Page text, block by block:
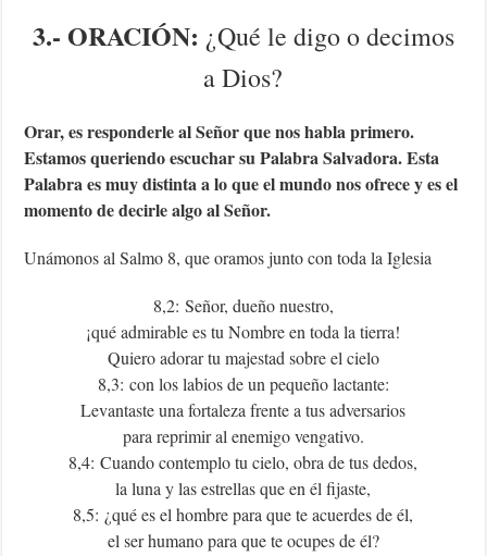
3.- ORACIÓN: ¿Qué le digo o decimos
a Dios?
Orar, es responderle al Señor que nos habla primero.
Estamos queriendo escuchar su Palabra Salvadora. Esta
Palabra es muy distinta a lo que el mundo nos ofrece y es el
momento de decirle algo al Señor.
Unámonos al Salmo 8, que oramos junto con toda la Iglesia
8,2: Señor, dueño nuestro,
¡qué admirable es tu Nombre en toda la tierra!
Quiero adorar tu majestad sobre el cielo
8,3: con los labios de un pequeño lactante:
Levantaste una fortaleza frente a tus adversarios
para reprimir al enemigo vengativo.
8,4: Cuando contemplo tu cielo, obra de tus dedos,
la luna y las estrellas que en él fijaste,
8,5: ¿qué es el hombre para que te acuerdes de él,
el ser humano para que te ocupes de él?